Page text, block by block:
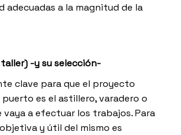
adecuadas a la magnitud de la
-y su selección-
clave para que el proyecto
puerto es el astillero, varadero o
vaya a efectuar los trabajos. Para
y útil del mismo es